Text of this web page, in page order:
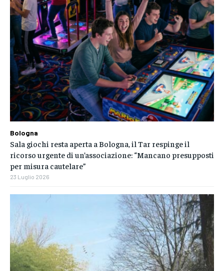
Bologna
Sala giochi resta aperta a Bologna, il Tar respinge il
ricorso urgente di un’associazione: “Mancano presupposti
per misura cautelare”
23 Luglio 2026